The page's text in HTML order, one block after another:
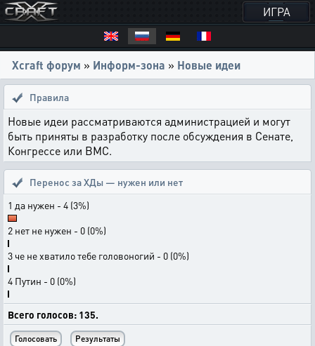
ИГРА
Xcraft форум » Информ-зона » Новые идеи
Правила
Новые идеи рассматриваются администрацией и могут
быть приняты в разработку после обсуждения в Сенате,
Конгрессе или ВМС.
Перенос за ХДы — нужен или нет
1 да нужен - 4 (3%)
2 нет не нужен - 0 (0%)
3 че не хватило тебе головоногий - 0 (0%)
4 Путин - 0 (0%)
Всего голосов: 135.